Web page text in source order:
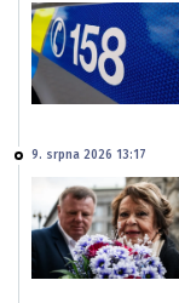
9. srpna 2026 13:17